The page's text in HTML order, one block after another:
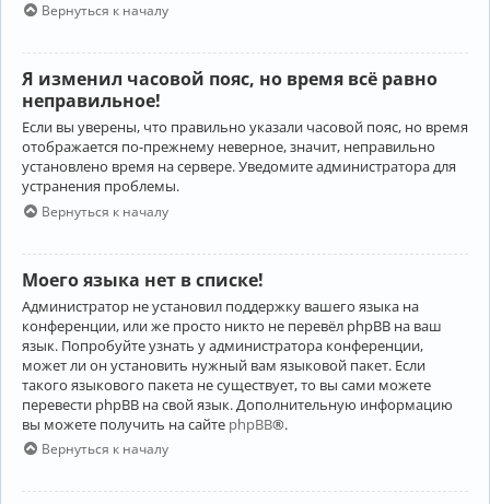
Вернуться к началу
Я изменил часовой пояс, но время всё равно
неправильное!
Если вы уверены, что правильно указали часовой пояс, но время
отображается по-прежнему неверное, значит, неправильно
установлено время на сервере. Уведомите администратора для
устранения проблемы.
Вернуться к началу
Моего языка нет в списке!
Администратор не установил поддержку вашего языка на
конференции, или же просто никто не перевёл phpBB на ваш
язык. Попробуйте узнать у администратора конференции,
может ли он установить нужный вам языковой пакет. Если
такого языкового пакета не существует, то вы сами можете
перевести phpBB на свой язык. Дополнительную информацию
вы можете получить на сайте phpBB®.
Вернуться к началу